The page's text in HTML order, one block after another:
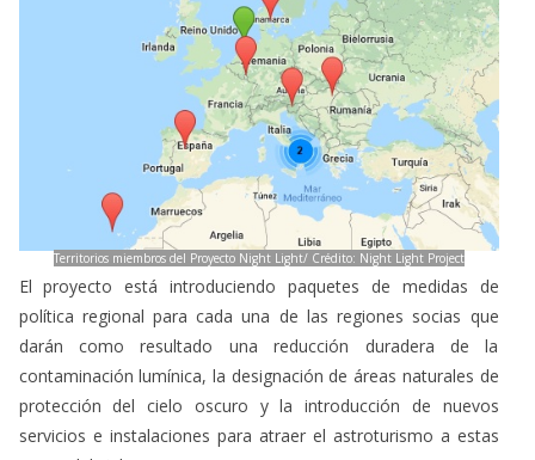
Territorios miembros del Proyecto Night Light/ Crédito: Night Light Project
El proyecto está introduciendo paquetes de medidas de
política regional para cada una de las regiones socias que
darán como resultado una reducción duradera de la
contaminación lumínica, la designación de áreas naturales de
protección del cielo oscuro y la introducción de nuevos
servicios e instalaciones para atraer el astroturismo a estas
zonas del cielo oscuro.